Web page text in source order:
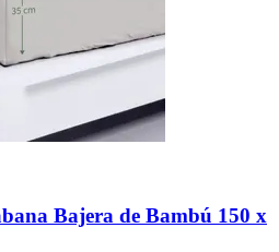
Bajera de Bambú 150 x